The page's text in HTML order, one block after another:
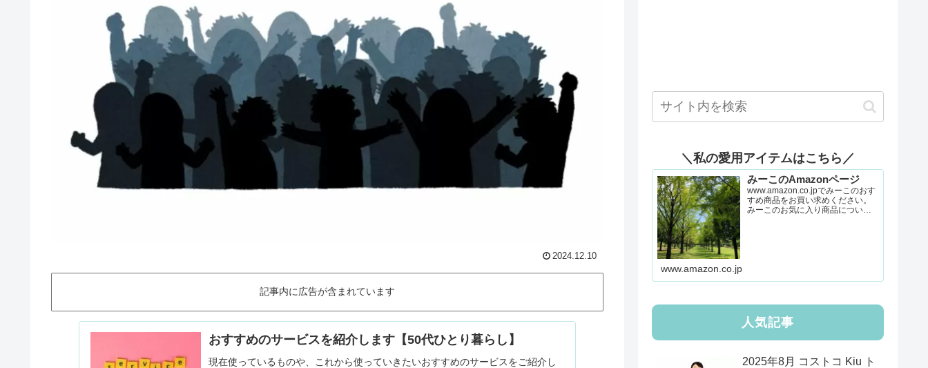
2024.12.10
記事内に広告が含まれています
おすすめのサービスを紹介します【50代ひとり暮らし】
現在使っているものや、これから使っていきたいおすすめのサービスをご紹介し
＼私の愛用アイテムはこちら／
みーこのAmazonページ
www.amazon.co.jpでみーこのおす
すめ商品をお買い求めください。
みーこのお気に入り商品について
www.amazon.co.jp
人気記事
2025年8月 コストコ Kiu ト